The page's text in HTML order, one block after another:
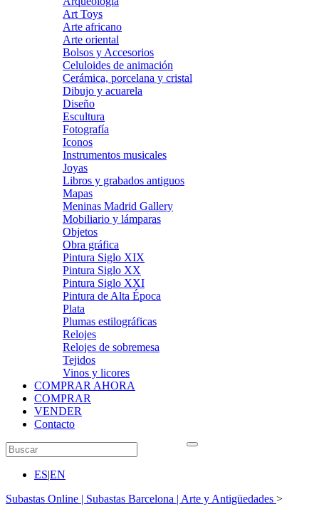
Art Toys
Arte africano
Arte oriental
Bolsos y Accesorios
Celuloides de animación
Cerámica, porcelana y cristal
Dibujo y acuarela
Diseño
Escultura
Fotografía
Iconos
Instrumentos musicales
Joyas
Libros y grabados antiguos
Mapas
Meninas Madrid Gallery
Mobiliario y lámparas
Objetos
Obra gráfica
Pintura Siglo XIX
Pintura Siglo XX
Pintura Siglo XXI
Pintura de Alta Época
Plata
Plumas estilográficas
Relojes
Relojes de sobremesa
Tejidos
Vinos y licores
COMPRAR AHORA
COMPRAR
VENDER
Contacto
ES|EN
Subastas Online | Subastas Barcelona | Arte y Antigüedades >